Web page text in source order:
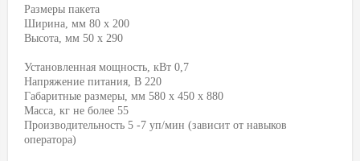
Размеры пакета
Ширина, мм 80 х 200
Высота, мм 50 х 290
Установленная мощность, кВт 0,7
Напряжение питания, В 220
Габаритные размеры, мм 580 х 450 х 880
Масса, кг не более 55
Производительность 5 -7 уп/мин (зависит от навыков
оператора)